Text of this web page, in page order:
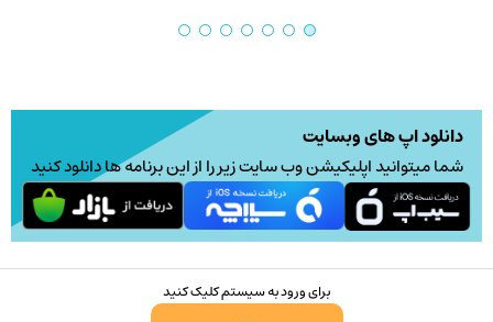
دانلود اپ های وبسایت
شما میتوانید اپلیکیشن وب سایت زیر را از این برنامه ها دانلود کنید
برای ورود به سیستم کلیک کنید